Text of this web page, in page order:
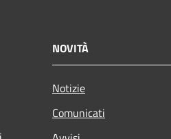
NOVITÀ
Notizie
Comunicati